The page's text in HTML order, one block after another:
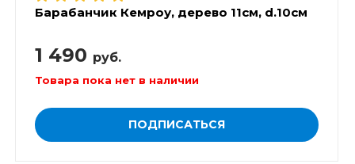
Барабанчик Кемроу, дерево 11см, d.10см
1 490 руб.
Товара пока нет в наличии
ПОДПИСАТЬСЯ